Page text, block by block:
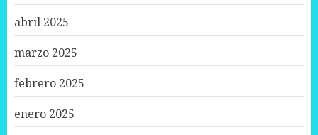
abril 2025
marzo 2025
febrero 2025
enero 2025